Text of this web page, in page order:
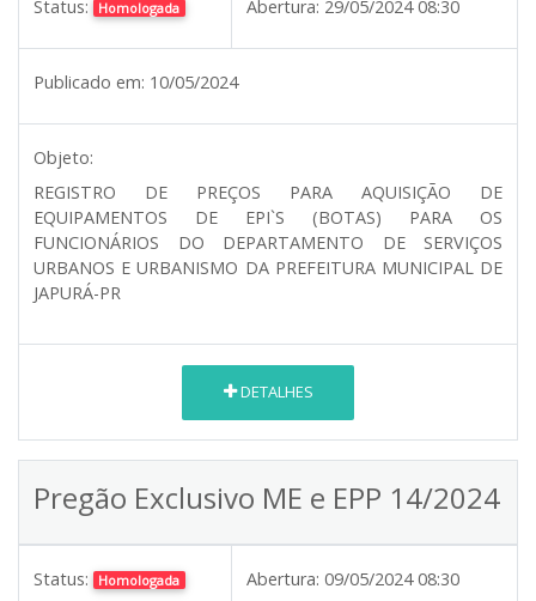
Status: Homologada Abertura: 29/05/2024 08:30
Publicado em: 10/05/2024
Objeto:
REGISTRO DE PREÇOS PARA AQUISIÇÃO DE
EQUIPAMENTOS DE EPI`S (BOTAS) PARA OS
FUNCIONÁRIOS DO DEPARTAMENTO DE SERVIÇOS
URBANOS E URBANISMO DA PREFEITURA MUNICIPAL DE
JAPURÁ-PR
DETALHES
Pregão Exclusivo ME e EPP 14/2024
Status: Homologada Abertura: 09/05/2024 08:30